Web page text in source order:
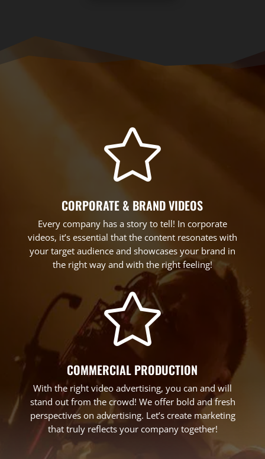

CORPORATE & BRAND VIDEOS
Every company has a story to tell! In corporate
videos, it’s essential that the content resonates with
your target audience and showcases your brand in
the right way and with the right feeling!

COMMERCIAL PRODUCTION
With the right video advertising, you can and will
stand out from the crowd! We offer bold and fresh
perspectives on advertising. Let’s create marketing
that truly reflects your company together!